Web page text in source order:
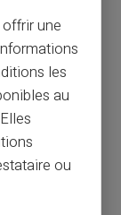
comment
aux
billets ?
suivant
une
les
au
ou